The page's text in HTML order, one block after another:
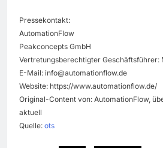
Pressekontakt:
AutomationFlow
Peakconcepts GmbH
Vertretungsberechtigter Geschäftsführer:
E-Mail: info@automationflow.de
Website: https://www.automationflow.de/
Original-Content von: AutomationFlow,
aktuell
Quelle: ots